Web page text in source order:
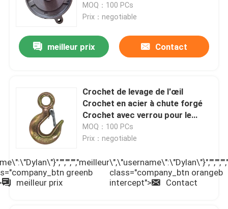
MOQ：100 PCs
Prix：negotiable
meilleur prix Contact
Crochet de levage de l'œil
Crochet en acier à chute forgé
Crochet avec verrou pour le
gréement et le matériel de
crochet
MOQ：100 PCs
Prix：negotiable
greenb
meilleur prix
class="company_btn orangeb
intercept">
Contact